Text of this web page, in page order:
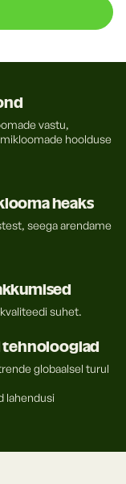
heaks
seega arendame
suhet.
tehnoloogiad
globaalsel turul
lahendusi
vastu,
hoolduse